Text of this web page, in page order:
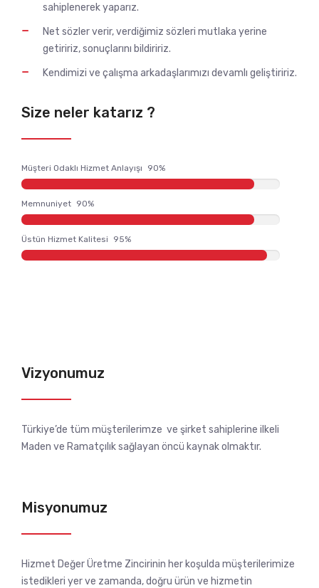
sahiplenerek yaparız.
Net sözler verir, verdiğimiz sözleri mutlaka yerine
getiririz, sonuçlarını bildiririz.
Kendimizi ve çalışma arkadaşlarımızı devamlı geliştiririz.
Size neler katarız ?
Müşteri Odaklı Hizmet Anlayışı 90%
Memnuniyet 90%
Üstün Hizmet Kalitesi 95%
Vizyonumuz
Türkiye’de tüm müşterilerimze ve şirket sahiplerine ilkeli
Maden ve Ramatçılık sağlayan öncü kaynak olmaktır.
Misyonumuz
Hizmet Değer Üretme Zincirinin her koşulda müşterilerimize
istedikleri yer ve zamanda, doğru ürün ve hizmetin